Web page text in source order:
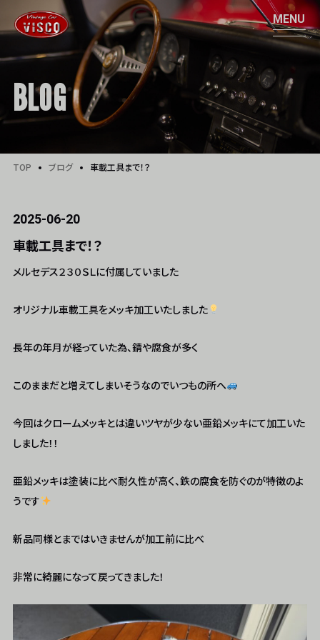
BLOG
TOP ブログ 車載工具まで！？
2025-06-20
車載工具まで！？
メルセデス２３０ＳＬに付属していました
オリジナル車載工具をメッキ加工いたしました
長年の年月が経っていた為、錆や腐食が多く
このままだと増えてしまいそうなのでいつもの所へ
今回はクロームメッキとは違いツヤが少ない亜鉛メッキにて加工いた
しました！！
亜鉛メッキは塗装に比べ耐久性が高く、鉄の腐食を防ぐのが特徴のよ
うです
新品同様とまではいきませんが加工前に比べ
非常に綺麗になって戻ってきました！